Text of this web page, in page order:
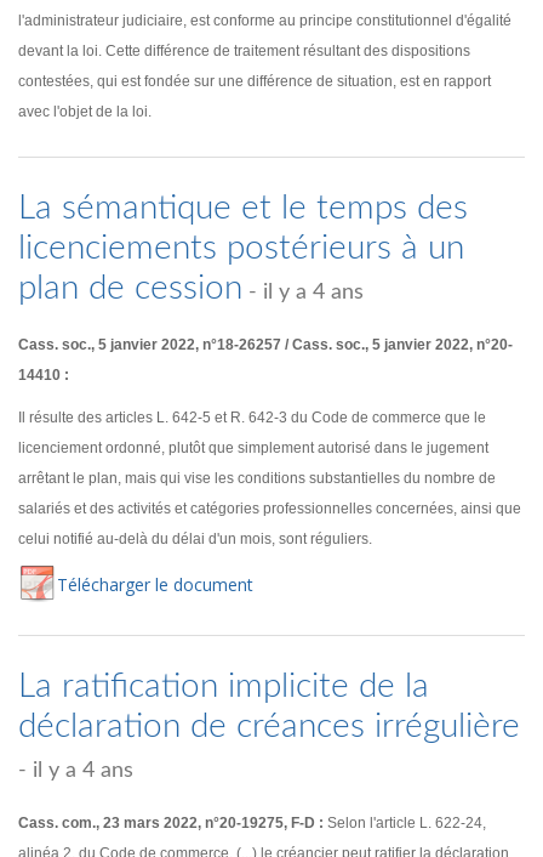
l'administrateur judiciaire, est conforme au principe constitutionnel d'égalité
devant la loi. Cette différence de traitement résultant des dispositions
contestées, qui est fondée sur une différence de situation, est en rapport
avec l'objet de la loi.
La sémantique et le temps des
licenciements postérieurs à un
plan de cession - il y a 4 ans
Cass. soc., 5 janvier 2022, n°18-26257 / Cass. soc., 5 janvier 2022, n°20-
14410 :
Il résulte des articles L. 642-5 et R. 642-3 du Code de commerce que le
licenciement ordonné, plutôt que simplement autorisé dans le jugement
arrêtant le plan, mais qui vise les conditions substantielles du nombre de
salariés et des activités et catégories professionnelles concernées, ainsi que
celui notifié au-delà du délai d'un mois, sont réguliers.
Télécharger le document
La ratification implicite de la
déclaration de créances irrégulière
- il y a 4 ans
Cass. com., 23 mars 2022, n°20-19275, F-D : Selon l'article L. 622-24,
alinéa 2, du Code de commerce, (...) le créancier peut ratifier la déclaration